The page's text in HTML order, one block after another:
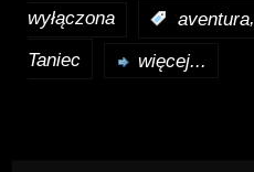
wyłączona
aventura,
Taniec
więcej...